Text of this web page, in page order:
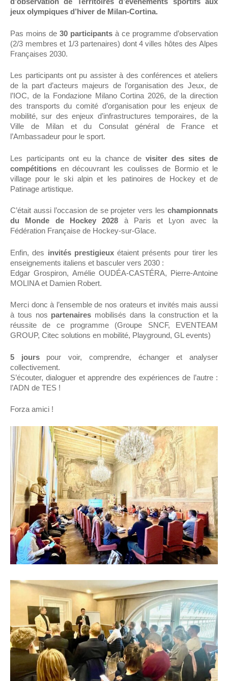
jeux olympiques d’hiver de Milan-Cortina.
Pas moins de30 participants à ce programme d’observation
(2/3 membres et 1/3 partenaires) dont 4 villes hôtes des Alpes
Françaises 2030.
Les participants ont pu assister à des conférences et ateliers
de la part d’acteurs majeurs de l’organisation des Jeux, de
l’IOC, de la Fondazione Milano Cortina 2026, de la direction
des transports du comité d’organisation pour les enjeux de
mobilité, sur des enjeux d’infrastructures temporaires, de la
Ville de Milan et du Consulat général de France et
l’Ambassadeur pour le sport.
Les participants ont eu la chance de visiter des sites de
compétitions en découvrant les coulisses de Bormio et le
village pour le ski alpin et les patinoires de Hockey et de
Patinage artistique.
C’était aussi l’occasion de se projeter vers les championnats
du Monde de Hockey 2028 à Paris et Lyon avec la
Fédération Française de Hockey-sur-Glace.
Enfin, des invités prestigieuxétaient présents pour tirer les
enseignements italiens et basculer vers 2030 :
Edgar Grospiron, Amélie OUDÉA-CASTÉRA, Pierre-Antoine
MOLINA et Damien Robert.
Merci donc à l’ensemble de nos orateurs et invités mais aussi
à tous nos partenaires mobilisés dans la construction et la
réussite de ce programme (Groupe SNCF, EVENTEAM
GROUP, Citec solutions en mobilité, Playground, GL events)
5 jourspour voir, comprendre, échanger et analyser
collectivement.
S’écouter, dialoguer et apprendre des expériences de l’autre :
l’ADN de TES !
Forza amici !